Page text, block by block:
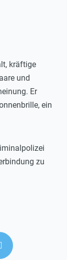
kräftige
und
Er
ein
zu